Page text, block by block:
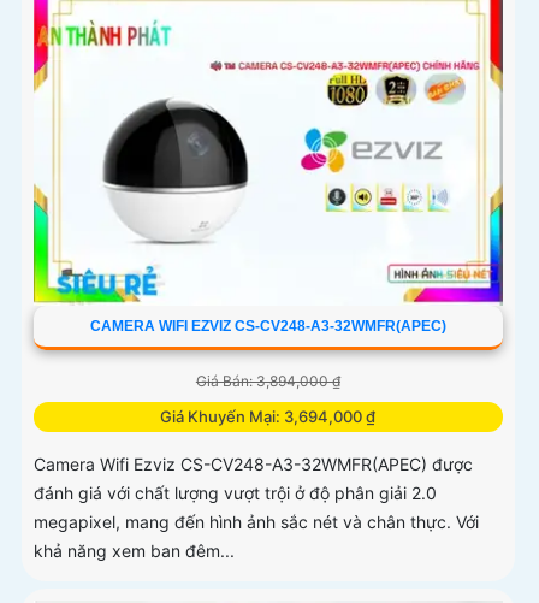
thời tiết. Camera An Ninh CS-CB5-R100-2F8WFL có khả
năng còi hú, đèn chớp báo động, Wifi Không Dây, chức
năng AI deep learning phân biệt người & phương tiện
CAMERA WIFI EZVIZ CS-CV248-A3-32WMFR(APEC)
Giá Bán: 3,894,000 ₫
Giá Khuyến Mại: 3,694,000 ₫
Camera Wifi Ezviz CS-CV248-A3-32WMFR(APEC) được
đánh giá với chất lượng vượt trội ở độ phân giải 2.0
megapixel, mang đến hình ảnh sắc nét và chân thực. Với
khả năng xem ban đêm...